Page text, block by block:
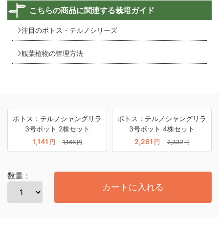
こちらの商品に関連する栽培ガイド
注目のポトス・テルノシリーズ
観葉植物の管理方法
ポトス：テルノシャングリラ
3号ポット 2株セット
1,141 円 1,166円
ポトス：テルノシャングリラ
3号ポット 4株セット
2,261 円 2,332円
数量：
カートに入れる